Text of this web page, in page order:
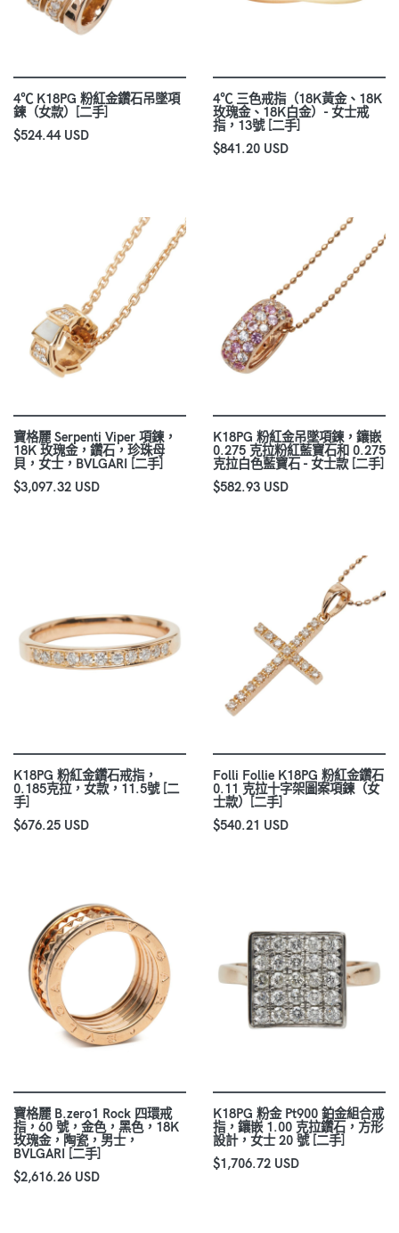
4℃ K18PG 粉紅金鑽石吊墜項
鍊（女款）[二手]
$524.44 USD
4℃ 三色戒指（18K黃金、18K
玫瑰金、18K白金）- 女士戒
指，13號 [二手]
$841.20 USD
寶格麗 Serpenti Viper 項鍊，
18K 玫瑰金，鑽石，珍珠母
貝，女士，BVLGARI [二手]
$3,097.32 USD
K18PG 粉紅金吊墜項鍊，鑲嵌
0.275 克拉粉紅藍寶石和 0.275
克拉白色藍寶石 - 女士款 [二手]
$582.93 USD
K18PG 粉紅金鑽石戒指，
0.185克拉，女款，11.5號 [二
手]
$676.25 USD
Folli Follie K18PG 粉紅金鑽石
0.11 克拉十字架圖案項鍊（女
士款）[二手]
$540.21 USD
寶格麗 B.zero1 Rock 四環戒
指，60 號，金色，黑色，18K
玫瑰金，陶瓷，男士，
BVLGARI [二手]
$2,616.26 USD
K18PG 粉金 Pt900 鉑金組合戒
指，鑲嵌 1.00 克拉鑽石，方形
設計，女士 20 號 [二手]
$1,706.72 USD